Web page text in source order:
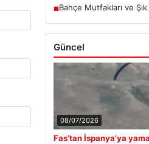
■Bahçe Mutfakları ve
Güncel
08/07/2026
Fas’tan İspanya’ya